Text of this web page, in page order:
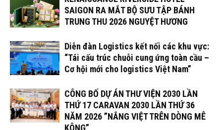
SAIGON RA MẮT BỘ SƯU TẬP BÁNH
TRUNG THU 2026 NGUYỆT HƯƠNG
Diễn đàn Logistics kết nối các khu vực:
“Tái cấu trúc chuỗi cung ứng toàn cầu –
Cơ hội mới cho logistics Việt Nam”
CÔNG BỐ DỰ ÁN THƯ VIỆN 2030 LẦN
THỨ 17 CARAVAN 2030 LẦN THỨ 36
NĂM 2026 ”NẮNG VIỆT TRÊN DÒNG MÊ
KÔNG”